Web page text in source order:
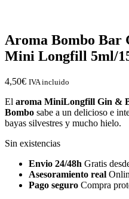
Aroma Bombo Bar
Mini Longfill 5ml/
4,50€ IVA incluido
El aroma MiniLongfill Gin &
Bombo sabe a un delicioso e
bayas silvestres y mucho hielo.
Sin existencias
Envio 24/48h Gratis
Asesoramiento real
Pago seguro Compra